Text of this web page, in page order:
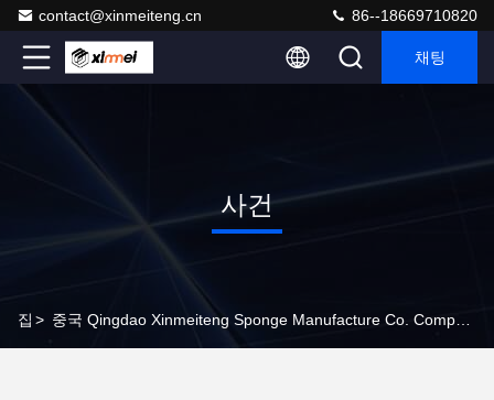
contact@xinmeiteng.cn 86--18669710820
채팅
사건
집 >